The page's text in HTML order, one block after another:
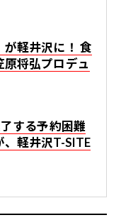
が軽井沢に！ 食
将弘プロデュ
する予約困難
、軽井沢T-SITE